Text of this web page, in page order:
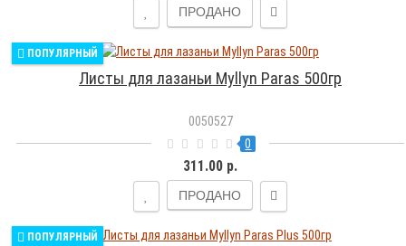
ПРОДАНО
ПОПУЛЯРНЫЙ
Листы для лазаньи Myllyn Paras 500гр
0050527
0
311.00 р.
ПРОДАНО
ПОПУЛЯРНЫЙ